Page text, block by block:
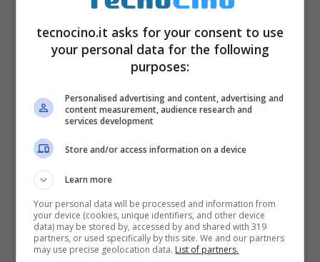
cosa devi fare
Sai che puoi utilizzare anche la carta di
giornale per isolare la tua casa? Questa
affermazione è vera, ma non devi andare dal
giornalaio per risolvere i tuoi problemi.
che vengono spesso utilizzati per isolare
le pareti. Questi pannelli sono molto diffusi in
alcune zone d’Europa e stanno arrivando
tecnocino.it asks for your consent to use
your personal data for the following
purposes:
Personalised advertising and content, advertising and
content measurement, audience research and
services development
Store and/or access information on a device
Learn more
Your personal data will be processed and information from
your device (cookies, unique identifiers, and other device
data) may be stored by, accessed by and shared with 319
partners, or used specifically by this site. We and our partners
may use precise geolocation data. List of partners.